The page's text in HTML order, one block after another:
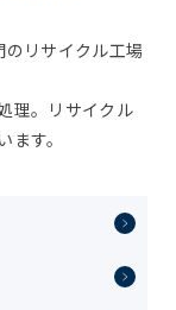
リサイクル工場
理。リサイクル
す。